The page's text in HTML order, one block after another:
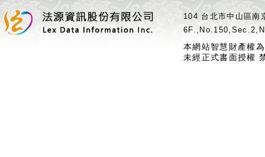
104 台北市中山區
本網站智慧財產權
未經正式書面授權